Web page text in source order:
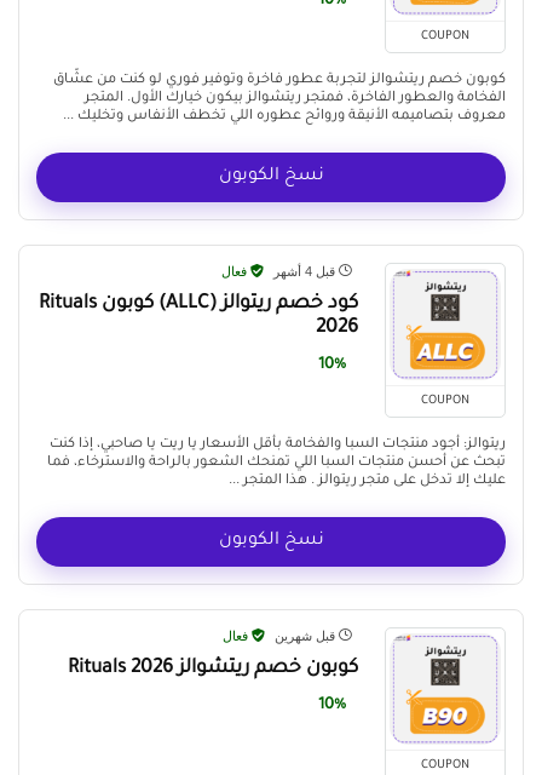
COUPON
كوبون خصم ريتشوالز لتجربة عطور فاخرة وتوفير فوري لو كنت من عشّاق
الفخامة والعطور الفاخرة، فمتجر ريتشوالز بيكون خيارك الأول. المتجر
معروف بتصاميمه الأنيقة وروائح عطوره اللي تخطف الأنفاس وتخليك ...
نسخ الكوبون
COUPON
قبل 4 أشهر فعال
كود خصم ريتوالز (ALLC) كوبون Rituals
2026
10%
ريتوالز: أجود منتجات السبا والفخامة بأقل الأسعار يا ريت يا صاحبي، إذا كنت
تبحث عن أحسن منتجات السبا اللي تمنحك الشعور بالراحة والاسترخاء، فما
عليك إلا تدخل على متجر ريتوالز . هذا المتجر ...
نسخ الكوبون
COUPON
قبل شهرين فعال
كوبون خصم ريتشوالز Rituals 2026
10%